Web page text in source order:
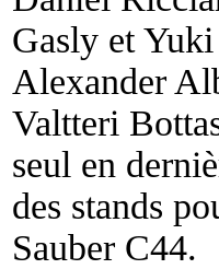
Gasly et
Alexander
Valtteri
seul en
des stands
Sauber C44.